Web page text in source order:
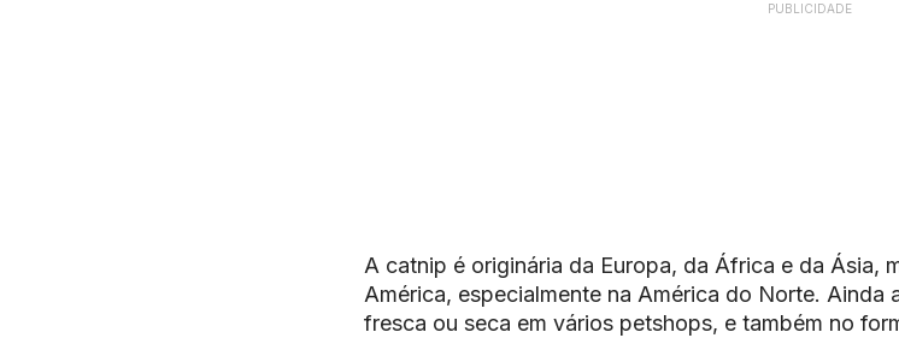
PUBLICIDADE
A catnip é originária da Europa, da África e da Ásia,
América, especialmente na América do Norte. Ainda
fresca ou seca em vários petshops, e também no